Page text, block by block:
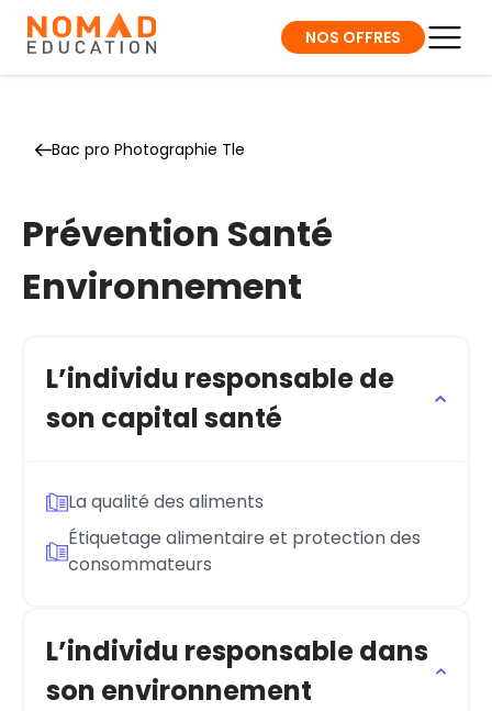
NOS OFFRES
Bac pro Photographie Tle
Prévention Santé
Environnement
L’individu responsable de
son capital santé
La qualité des aliments
Étiquetage alimentaire et protection des
consommateurs
L’individu responsable dans
son environnement